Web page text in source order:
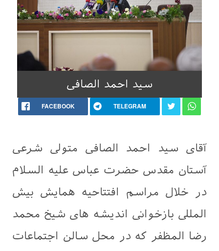
سید احمد الصافی
FACEBOOK TELEGRAM
آقای سید احمد الصافی متولی شرعی
آستان مقدس حضرت عباس علیه السلام
در خلال مراسم افتتاحیه همایش بیش
المللی بازخوانی اندیشه های شیخ محمد
رضا المظفر که در محل سالن اجتماعات